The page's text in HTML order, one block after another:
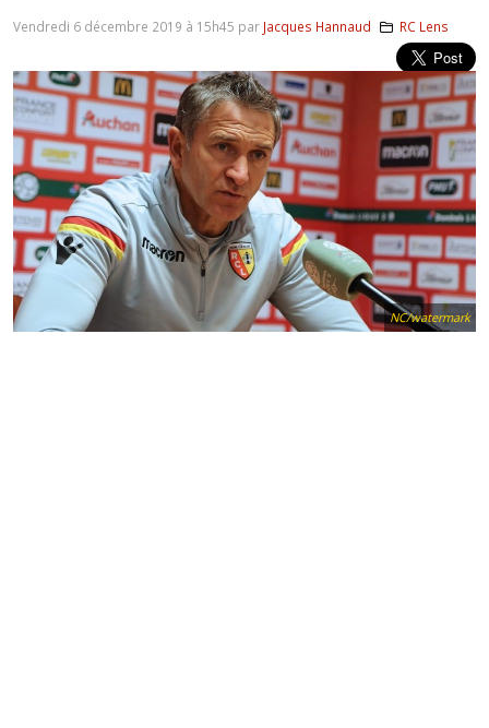
NC/watermark
Vendredi 6 décembre 2019 à 15h45 par Jacques Hannaud RC Lens